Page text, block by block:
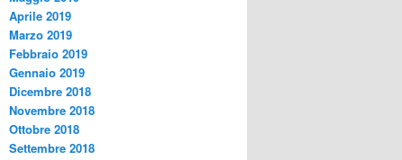
Aprile 2019
Marzo 2019
Febbraio 2019
Gennaio 2019
Dicembre 2018
Novembre 2018
Ottobre 2018
Settembre 2018